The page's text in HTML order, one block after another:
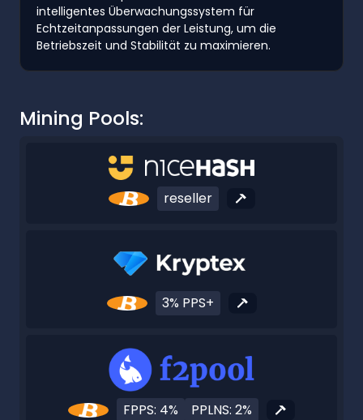
intelligentes Überwachungssystem für
Echtzeitanpassungen der Leistung, um die
Betriebszeit und Stabilität zu maximieren.
Mining Pools:
reseller
3% PPS+
FPPS: 4% PPLNS: 2%